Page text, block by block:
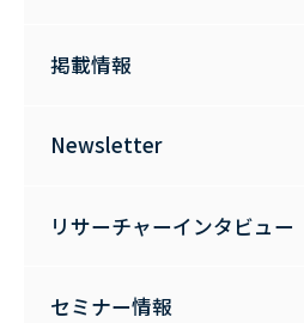
掲載情報
Newsletter
リサーチャーインタビュー
セミナー情報